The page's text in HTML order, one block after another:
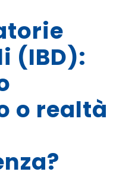
(IBD):
o realtà